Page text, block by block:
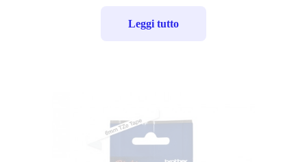
Leggi tutto